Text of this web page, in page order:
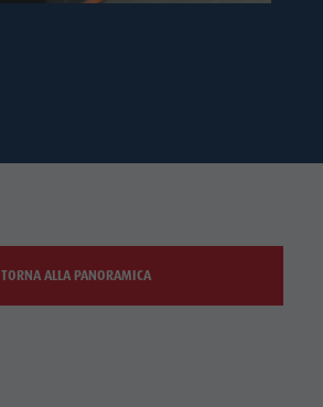
TORNA ALLA PANORAMICA